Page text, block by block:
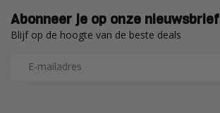
Abonneer je op onze nieuwsbrief
Blijf op de hoogte van de beste deals